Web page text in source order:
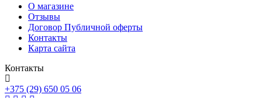
О магазине
Отзывы
Договор Публичной оферты
Контакты
Карта сайта
Контакты
+375 (29) 650 05 06